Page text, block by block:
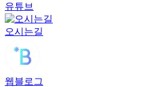
유튜브
오시는길
웹블로그